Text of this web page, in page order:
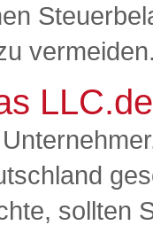
sollten